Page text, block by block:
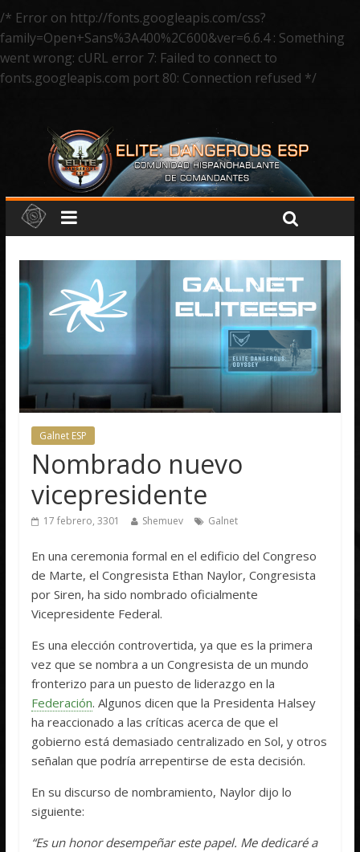
/* Error on http://fonts.googleapis.com/css?
family=Open+Sans%3A400%2C600&ver=6.6.4 : Something
went wrong: cURL error 7: Failed to connect to
fonts.googleapis.com port 80: Connection refused */
Galnet ESP
Nombrado nuevo
vicepresidente
17 febrero, 3301 Shemuev Galnet
En una ceremonia formal en el edificio del Congreso
de Marte, el Congresista Ethan Naylor, Congresista
por Siren, ha sido nombrado oficialmente
Vicepresidente Federal.
Es una elección controvertida, ya que es la primera
vez que se nombra a un Congresista de un mundo
fronterizo para un puesto de liderazgo en la
Federación. Algunos dicen que la Presidenta Halsey
ha reaccionado a las críticas acerca de que el
gobierno está demasiado centralizado en Sol, y otros
señalan que podría arrepentirse de esta decisión.
En su discurso de nombramiento, Naylor dijo lo
siguiente:
“Es un honor desempeñar este papel. Me dedicaré a